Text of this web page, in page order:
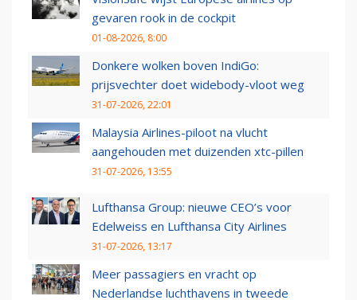
gevaren rook in de cockpit
01-08-2026, 8:00
Donkere wolken boven IndiGo:
prijsvechter doet widebody-vloot weg
31-07-2026, 22:01
Malaysia Airlines-piloot na vlucht
aangehouden met duizenden xtc-pillen
31-07-2026, 13:55
Lufthansa Group: nieuwe CEO’s voor
Edelweiss en Lufthansa City Airlines
31-07-2026, 13:17
Meer passagiers en vracht op
Nederlandse luchthavens in tweede